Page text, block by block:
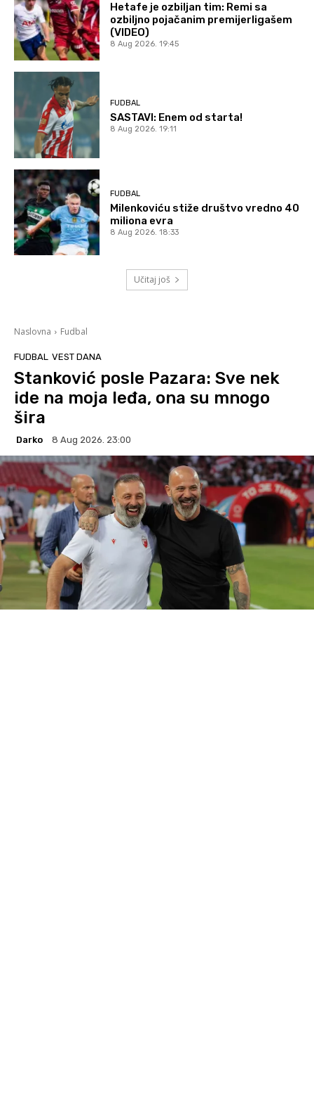
Hetafe je ozbiljan tim: Remi sa
ozbiljno pojačanim premijerligašem
(VIDEO)
8 Aug 2026. 19:45
FUDBAL
SASTAVI: Enem od starta!
8 Aug 2026. 19:11
FUDBAL
Milenkoviću stiže društvo vredno 40
miliona evra
8 Aug 2026. 18:33
Učitaj još